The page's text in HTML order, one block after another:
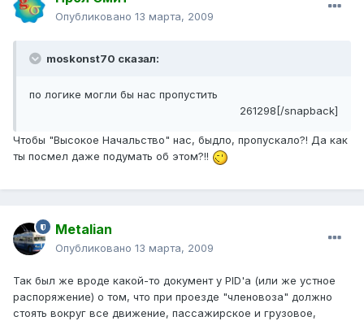
Опубликовано 13 марта, 2009
moskonst70 сказал:
по логике могли бы нас пропустить
261298[/snapback]
Чтобы "Высокое Начальство" нас, быдло, пропускало?! Да как
ты посмел даже подумать об этом?!!
Metalian
Опубликовано 13 марта, 2009
Так был же вроде какой-то документ у PID'а (или же устное
распоряжение) о том, что при проезде "членовоза" должно
стоять вокруг все движение, пассажирское и грузовое,